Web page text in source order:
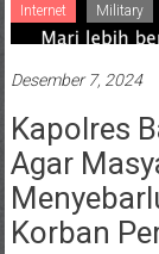
Internet Military
Desember 7, 2024
Kapolres
Agar
Korban